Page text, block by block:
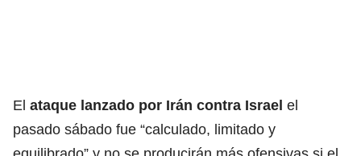
El ataque lanzado por Irán contra Israel el
pasado sábado fue “calculado, limitado y